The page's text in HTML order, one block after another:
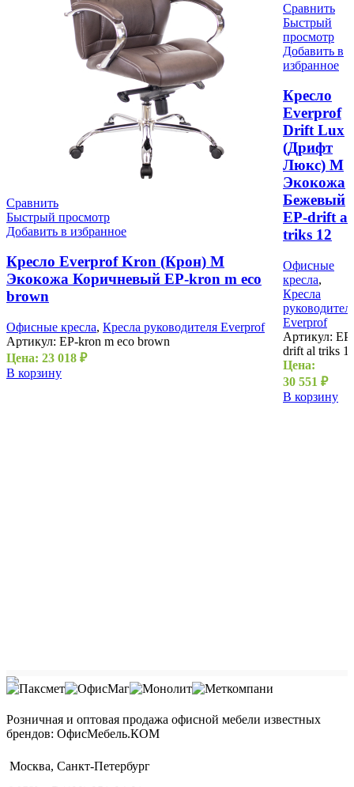
Сравнить
Быстрый просмотр
Добавить в избранное
Кресло Everprof Kron (Крон) М
Экокожа Коричневый EP-kron m eco
brown
Офисные кресла, Кресла руководителя Everprof
Артикул: EP-kron m eco brown
Цена: 23 018 ₽
В корзину
Сравнить
Быстрый
просмотр
Добавить в
избранное
Кресло
Everprof
Drift Lux
(Дрифт
Люкс) M
Экокожа
Бежевый
EP-drift al
triks 12
Офисные
кресла,
Кресла
Everprof
Артикул: EP-
drift al triks
Цена:
30 551 ₽
В корзину
Розничная и оптовая продажа офисной мебели известных
брендов: ОфисМебель.КОМ
Москва, Санкт-Петербург